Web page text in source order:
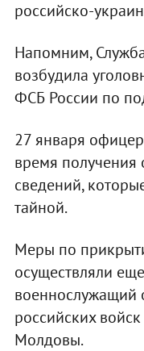
российско-
Напомним,
возбудила
ФСБ России по
27 января
время получения
сведений,
тайной.
Меры по
осуществляли
военнослужащий
российских
Молдовы.